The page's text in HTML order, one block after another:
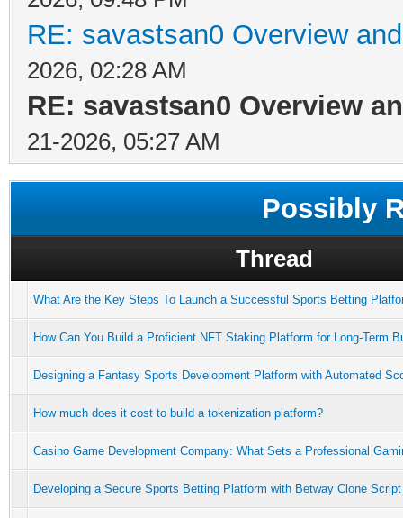
RE: savastsan0 Overview
2026, 02:28 AM
RE: savastsan0 Overview
21-2026, 05:27 AM
Possibly
Thread
What Are the Key Steps To Launch a Successful Sports Betting
How Can You Build a Proficient NFT Staking Platform for Long-Term
Designing a Fantasy Sports Development Platform with Automated
How much does it cost to build a tokenization platform?
Casino Game Development Company: What Sets a Professional
Developing a Secure Sports Betting Platform with Betway Clone Script